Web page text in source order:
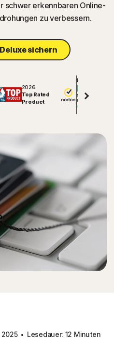
schwer erkennbaren Online-
zu verbessern.
sichern
2026
Top Rated
Product
Hervorragend
81625
Bewertungen auf
2025
Lesedauer: 12 Minuten